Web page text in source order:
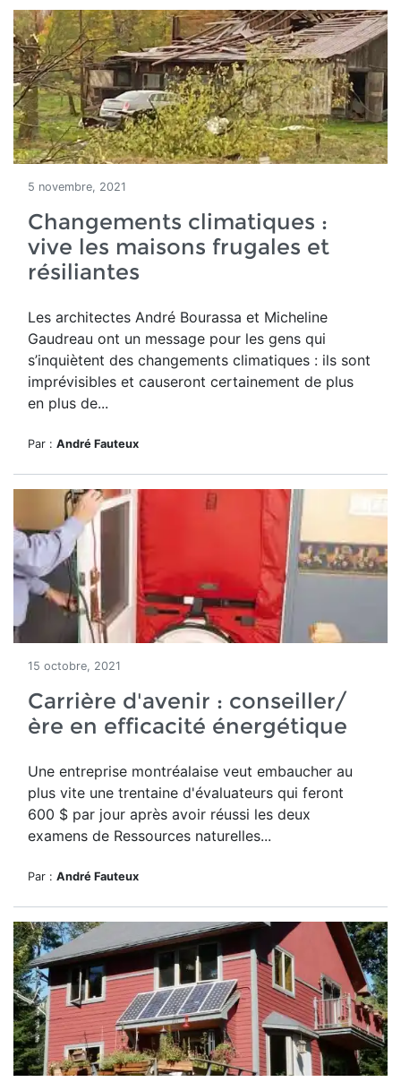
5 novembre, 2021
Changements climatiques :
vive les maisons frugales et
résiliantes
Les architectes André Bourassa et Micheline
Gaudreau ont un message pour les gens qui
s’inquiètent des changements climatiques : ils sont
imprévisibles et causeront certainement de plus
en plus de...
Par : André Fauteux
15 octobre, 2021
Carrière d'avenir : conseiller/
ère en efficacité énergétique
Une entreprise montréalaise veut embaucher au
plus vite une trentaine d'évaluateurs qui feront
600 $ par jour après avoir réussi les deux
examens de Ressources naturelles...
Par : André Fauteux